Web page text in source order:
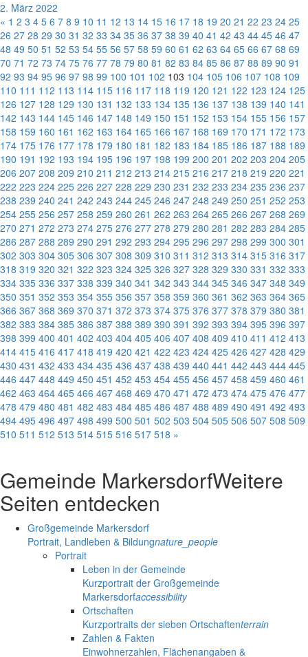
2. März 2022
« 1 2 3 4 5 6 7 8 9 10 11 12 13 14 15 16 17 18 19 20 21 22 23 24 25
26 27 28 29 30 31 32 33 34 35 36 37 38 39 40 41 42 43 44 45 46 47
48 49 50 51 52 53 54 55 56 57 58 59 60 61 62 63 64 65 66 67 68 69
70 71 72 73 74 75 76 77 78 79 80 81 82 83 84 85 86 87 88 89 90 91
92 93 94 95 96 97 98 99 100 101 102 103 104 105 106 107 108 109
110 111 112 113 114 115 116 117 118 119 120 121 122 123 124 125
126 127 128 129 130 131 132 133 134 135 136 137 138 139 140 141
142 143 144 145 146 147 148 149 150 151 152 153 154 155 156 157
158 159 160 161 162 163 164 165 166 167 168 169 170 171 172 173
174 175 176 177 178 179 180 181 182 183 184 185 186 187 188 189
190 191 192 193 194 195 196 197 198 199 200 201 202 203 204 205
206 207 208 209 210 211 212 213 214 215 216 217 218 219 220 221
222 223 224 225 226 227 228 229 230 231 232 233 234 235 236 237
238 239 240 241 242 243 244 245 246 247 248 249 250 251 252 253
254 255 256 257 258 259 260 261 262 263 264 265 266 267 268 269
270 271 272 273 274 275 276 277 278 279 280 281 282 283 284 285
286 287 288 289 290 291 292 293 294 295 296 297 298 299 300 301
302 303 304 305 306 307 308 309 310 311 312 313 314 315 316 317
318 319 320 321 322 323 324 325 326 327 328 329 330 331 332 333
334 335 336 337 338 339 340 341 342 343 344 345 346 347 348 349
350 351 352 353 354 355 356 357 358 359 360 361 362 363 364 365
366 367 368 369 370 371 372 373 374 375 376 377 378 379 380 381
382 383 384 385 386 387 388 389 390 391 392 393 394 395 396 397
398 399 400 401 402 403 404 405 406 407 408 409 410 411 412 413
414 415 416 417 418 419 420 421 422 423 424 425 426 427 428 429
430 431 432 433 434 435 436 437 438 439 440 441 442 443 444 445
446 447 448 449 450 451 452 453 454 455 456 457 458 459 460 461
462 463 464 465 466 467 468 469 470 471 472 473 474 475 476 477
478 479 480 481 482 483 484 485 486 487 488 489 490 491 492 493
494 495 496 497 498 499 500 501 502 503 504 505 506 507 508 509
510 511 512 513 514 515 516 517 518 »
Gemeinde MarkersdorfWeitere
Seiten entdecken
Großgemeinde Markersdorf
Portrait, Landleben & Bildungnature_people
Portrait
Leben in der Gemeinde
Kurzportrait der Großgemeinde
Markersdorfaccessibility
Ortschaften
Kurzportraits der sieben Ortschaftenterrain
Zahlen & Fakten
Einwohnerzahlen, Flächenangaben &